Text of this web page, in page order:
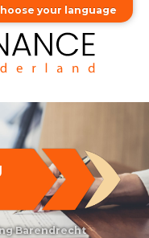
Barendrecht
your language